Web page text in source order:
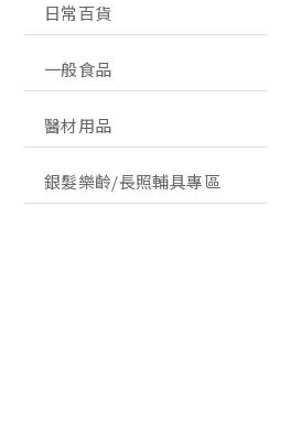
日常百貨
一般食品
醫材用品
銀髮樂齡/長照輔具專區